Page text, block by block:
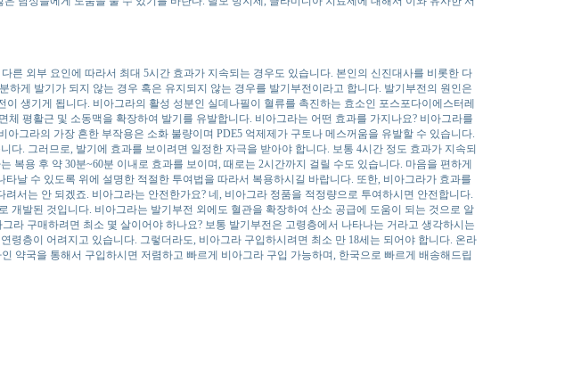
른 외부 요인에 따라서 최대 5시간 효과가 지속되는 경우도 있습니다. 본인의 신진대사를 비롯한 다
게 발기가 되지 않는 경우 혹은 유지되지 않는 경우를 발기부전이라고 합니다. 발기부전의 원인은
생기게 됩니다. 비아그라의 활성 성분인 실데나필이 혈류를 촉진하는 효소인 포스포다이에스터레
평활근 및 소동맥을 확장하여 발기를 유발합니다. 비아그라는 어떤 효과를 가지나요? 비아그라를
그라의 가장 흔한 부작용은 소화 불량이며 PDE5 억제제가 구토나 메스꺼움을 유발할 수 있습니다.
. 그러므로, 발기에 효과를 보이려면 일정한 자극을 받아야 합니다. 보통 4시간 정도 효과가 지속되
용 후 약 30분~60분 이내로 효과를 보이며, 때로는 2시간까지 걸릴 수도 있습니다. 마음을 편하게
날 수 있도록 위에 설명한 적절한 투여법을 따라서 복용하시길 바랍니다. 또한, 비아그라가 효과를
서는 안 되겠죠. 비아그라는 안전한가요? 네, 비아그라 정품을 적정량으로 투여하시면 안전합니다.
발된 것입니다. 비아그라는 발기부전 외에도 혈관을 확장하여 산소 공급에 도움이 되는 것으로 알
구매하려면 최소 몇 살이어야 하나요? 보통 발기부전은 고령층에서 나타나는 거라고 생각하시는
층이 어려지고 있습니다. 그렇더라도, 비아그라 구입하시려면 최소 만 18세는 되어야 합니다. 온라
약국을 통해서 구입하시면 저렴하고 빠르게 비아그라 구입 가능하며, 한국으로 빠르게 배송해드립